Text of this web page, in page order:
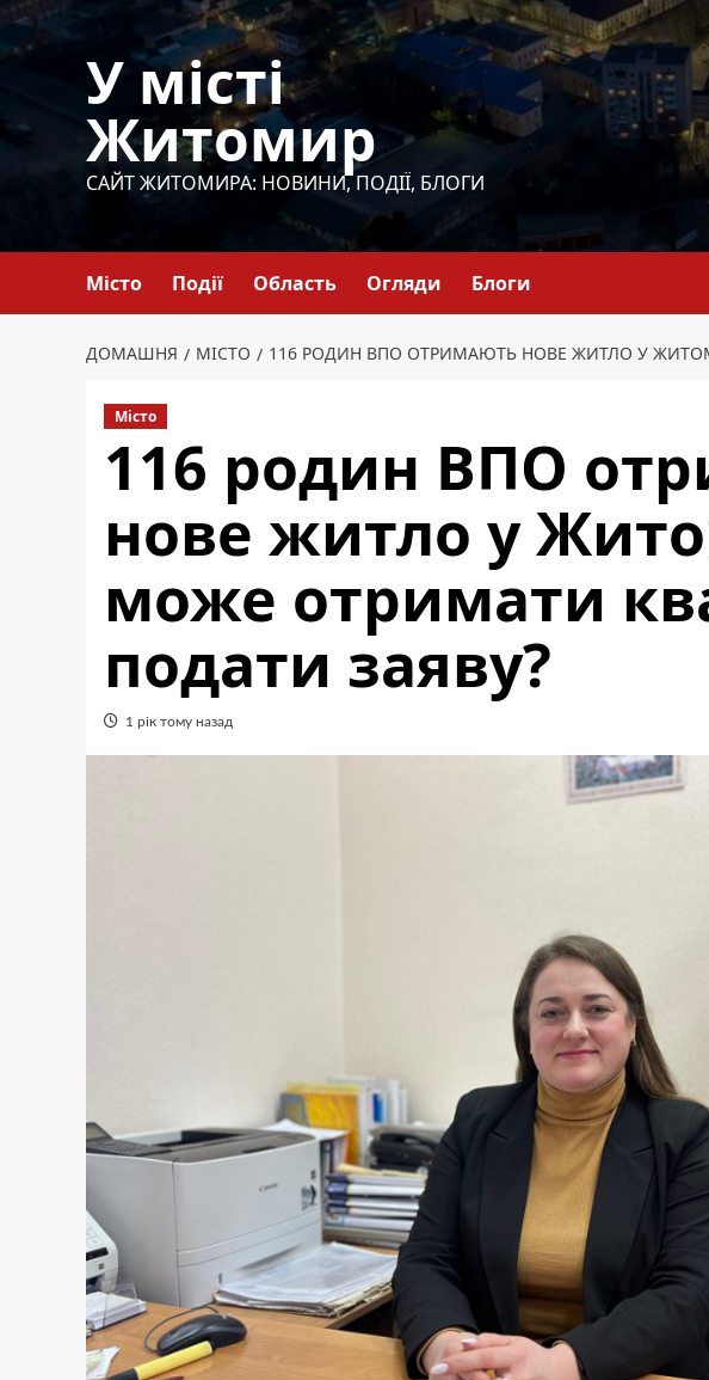
Перейти
У місті
Житомир
САЙТ ЖИТОМИРА: НОВИНИ, ПОДІЇ, БЛОГИ
Місто Події Область Огляди Блоги
ДОМАШНЯ МІСТО 116 РОДИН ВПО ОТРИМАЮТЬ НОВЕ ЖИТЛО У
Місто
116 родин ВПО
нове житло у
може отримати
подати заяву?
1 рік тому назад